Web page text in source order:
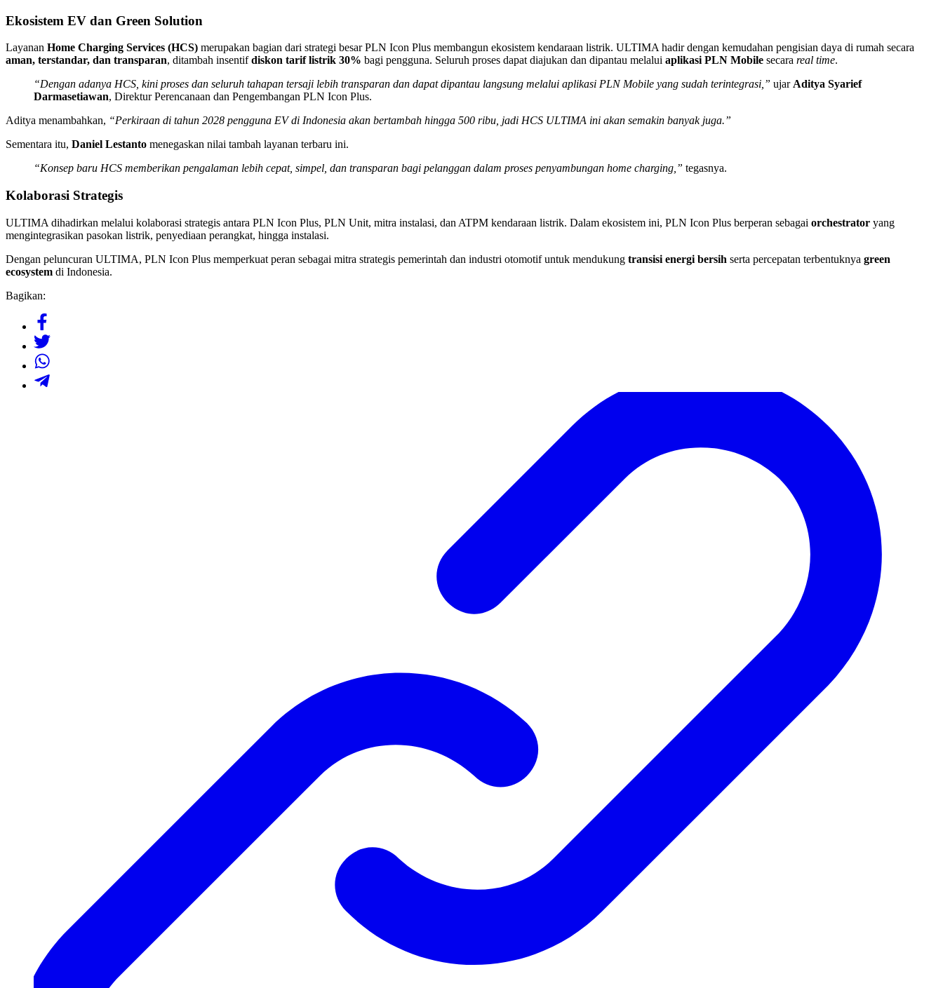
Ekosistem EV dan Green Solution
Layanan Home Charging Services (HCS) merupakan bagian dari strategi besar PLN Icon Plus membangun ekosistem kendaraan listrik. ULTIMA hadir dengan kemudahan pengisian daya di rumah secara
aman, terstandar, dan transparan, ditambah insentifdiskon tarif listrik 30% bagi pengguna. Seluruh proses dapat diajukan dan dipantau melalui aplikasi PLN Mobile secara real time.
“Dengan adanya HCS, kini proses dan seluruh tahapan tersaji lebih transparan dan dapat dipantau langsung melalui aplikasi PLN Mobile yang sudah terintegrasi,” ujar Aditya Syarief
Darmasetiawan, Direktur Perencanaan dan Pengembangan PLN Icon Plus.
Aditya menambahkan, “Perkiraan di tahun 2028 pengguna EV di Indonesia akan bertambah hingga 500 ribu, jadi HCS ULTIMA ini akan semakin banyak juga.”
Sementara itu, Daniel Lestanto menegaskan nilai tambah layanan terbaru ini.
“Konsep baru HCS memberikan pengalaman lebih cepat, simpel, dan transparan bagi pelanggan dalam proses penyambungan home charging,” tegasnya.
Kolaborasi Strategis
ULTIMA dihadirkan melalui kolaborasi strategis antara PLN Icon Plus, PLN Unit, mitra instalasi, dan ATPM kendaraan listrik. Dalam ekosistem ini, PLN Icon Plus berperan sebagai orchestrator yang
mengintegrasikan pasokan listrik, penyediaan perangkat, hingga instalasi.
Dengan peluncuran ULTIMA, PLN Icon Plus memperkuat peran sebagai mitra strategis pemerintah dan industri otomotif untuk mendukung transisi energi bersih serta percepatan terbentuknya green
ecosystem di Indonesia.
Bagikan: